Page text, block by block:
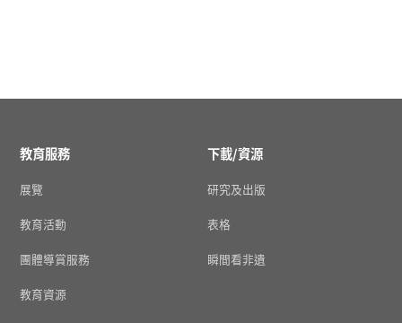
教育服務
展覽
教育活動
團體導賞服務
教育資源
下載/資源
研究及出版
表格
瞬間看非遺